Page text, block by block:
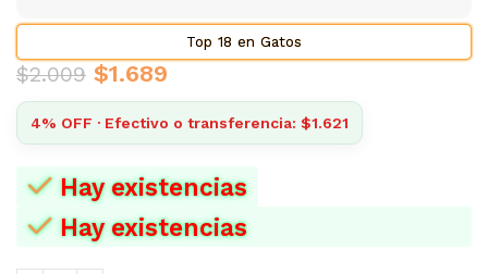
Top 18 en Gatos
$2.009 $1.689
4% OFF · Efectivo o transferencia: $1.621
Hay existencias
Hay existencias